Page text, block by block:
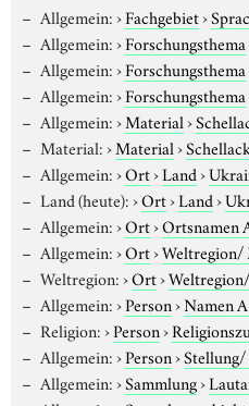
Allgemein:›Fachgebiet›
Allgemein:›Forschungsthema
Allgemein:›Forschungsthema
Allgemein:›Forschungsthema
Allgemein:›Material›
Material:›Material›
Allgemein:›Ort›Land›
Land (heute):›Ort›Land›
Allgemein:›Ort›Ortsnamen
Allgemein:›Ort›Weltregion/
Weltregion:›Ort›
Allgemein:›Person›Namen
Religion:›Person›
Allgemein:›Person›
Allgemein:›Sammlung›